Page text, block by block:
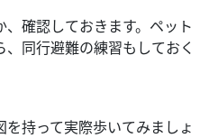
確認しておきます。ペット
同行避難の練習もしておく
持って実際歩いてみましょ